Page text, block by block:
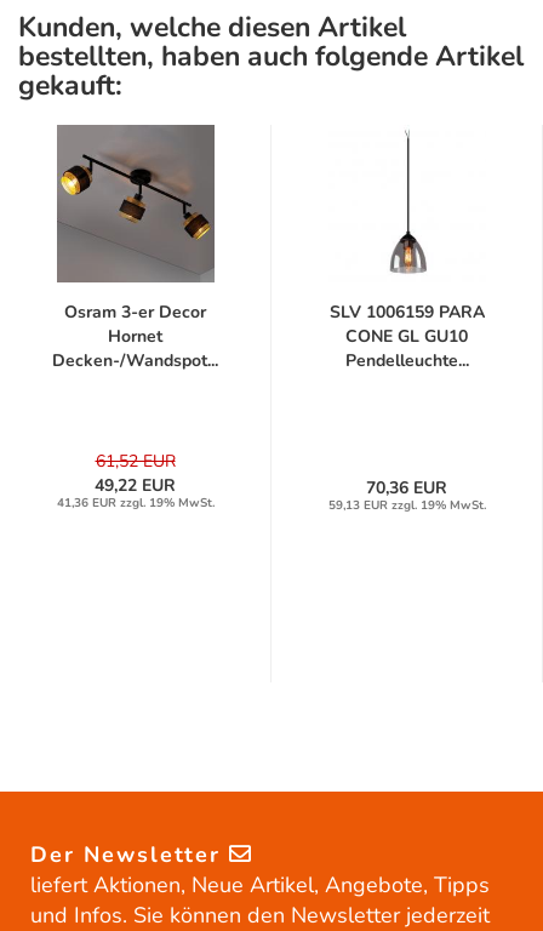
Kunden, welche diesen Artikel
bestellten, haben auch folgende Artikel
gekauft:
Osram 3-er Decor
Hornet
Decken-/Wandspot...
61,52 EUR
49,22 EUR
41,36 EUR zzgl. 19% MwSt.
SLV 1006159 PARA
CONE GL GU10
Pendelleuchte...
70,36 EUR
59,13 EUR zzgl. 19% MwSt.
Der Newsletter
liefert Aktionen, Neue Artikel, Angebote, Tipps
und Infos. Sie können den Newsletter jederzeit